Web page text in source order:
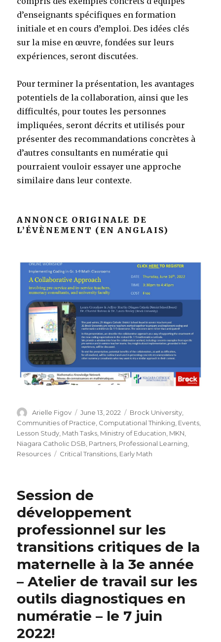
d’enseignants spécifiques en formation
initiale et en cours d’emploi. Des idées clés
sur la mise en œuvre, fondées sur leurs
expériences, seront discutées.
Pour terminer la présentation, les avantages
potentiels de la collaboration, ainsi que les
difficultés, pour toutes les personnes
impliquées, seront décrits et utilisés pour
présenter des recommandations concrètes à
d’autres consultants en numératie qui
pourraient vouloir essayer une approche
similaire dans leur contexte.
ANNONCE ORIGINALE DE
L’ÉVÈNEMENT (EN ANGLAIS)
Author
Arielle Figov
Posted
on
June 13, 2022 Categories
Brock University
Communities of Practice Computational Thinking Events
Lesson Study Math Tasks Ministry of Education MKN
Niagara Catholic DSB Partners Professional Learning
Resources
Tags
Critical Transitions Early Math
Session de
développement
professionnel sur les
transitions critiques de la
maternelle à la 3e année
– Atelier de travail sur les
outils diagnostiques en
numératie – le 7 juin
2022!